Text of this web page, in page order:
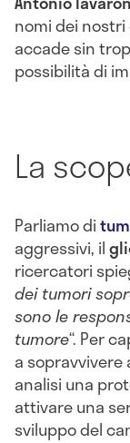
nomi dei
accade sin
possibilità di
La
Parliamo di
aggressivi, il
ricercatori
dei tumori
sono le
tumore“. Per
a
analisi una
attivare una
sviluppo del